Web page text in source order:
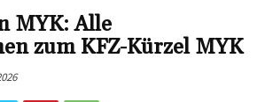
MYK: Alle
zum KFZ-Kürzel MYK